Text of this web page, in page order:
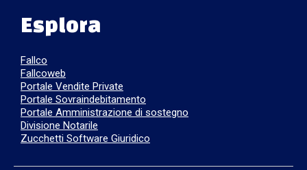
Esplora
Fallco
Fallcoweb
Portale Vendite Private
Portale Sovraindebitamento
Portale Amministrazione di sostegno
Divisione Notarile
Zucchetti Software Giuridico